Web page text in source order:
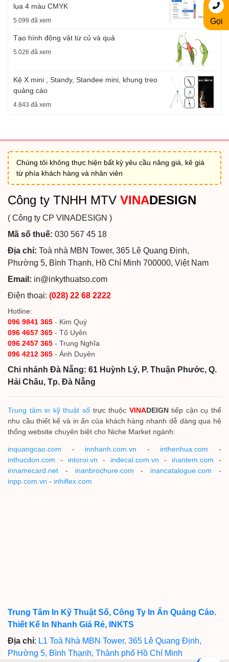
lụa 4 màu CMYK
5.099 đã xem
Tạo hình động vật từ củ và quả
5.026 đã xem
Kệ X mini , Standy, Standee mini, khung treo
quảng cáo
4.843 đã xem
Chúng tôi không thực hiện bất kỳ yêu cầu nâng giá, kê giá
từ phía khách hàng và nhân viên
Công ty TNHH MTV VINADESIGN
( Công ty CP VINADESIGN )
Mã số thuế: 030 567 45 18
Địa chỉ: Toà nhà MBN Tower, 365 Lê Quang Định,
Phường 5, Bình Thạnh, Hồ Chí Minh 700000, Việt Nam
Email: in@inkythuatso.com
Điện thoại: (028) 22 68 2222
Hotline:
096 9841 365 - Kim Quý
096 4657 365 - Tố Uyên
096 2457 365 - Trung Nghĩa
096 4212 365 - Ánh Duyên
Chi nhánh Đà Nẵng: 61 Huỳnh Lý, P. Thuận Phước, Q.
Hải Châu, Tp. Đà Nẵng
Trung tâm in kỹ thuật sốtrực thuộc VINADEIGNtiếp cận cụ thể
nhu cầu thiết kế và in ấn của khách hàng nhanh dễ dàng qua hệ
thống website chuyên biệt cho Niche Market ngành:
inquangcao.com - innhanh.com.vn - inthenhua.com -
inthucdon.com - intoroi.vn - indecal.com.vn - inantem.com -
innamecard.net - inanbrochure.com - inancatalogue.com -
inpp.com.vn - inhiflex.com
Trung Tâm In Kỹ Thuật Số, Công Ty In Ấn Quảng Cáo.
Thiết Kế In Nhanh Giá Rẻ, INKTS
Địa chỉ: L1 Toà Nhà MBN Tower, 365 Lê Quang Định,
Phường 5, Bình Thạnh, Thành phố Hồ Chí Minh
Gọi